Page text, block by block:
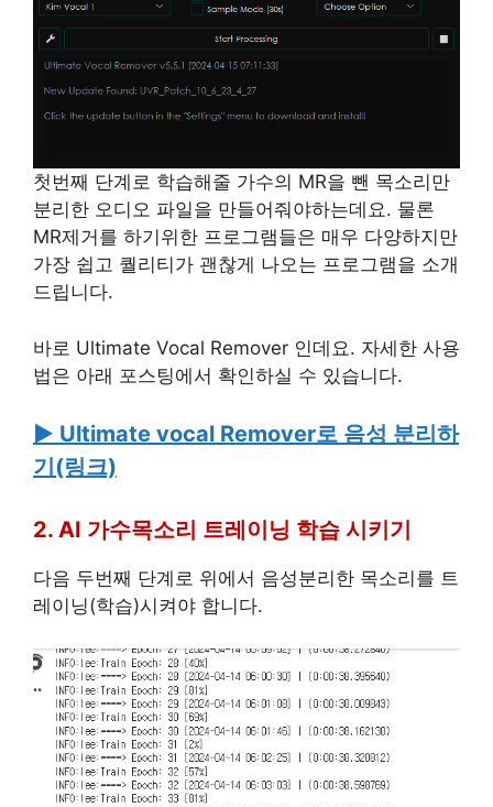
첫번째 단계로 학습해줄 가수의 MR을 뺀 목소리만
분리한 오디오 파일을 만들어줘야하는데요. 물론
MR제거를 하기위한 프로그램들은 매우 다양하지만
가장 쉽고 퀄리티가 괜찮게 나오는 프로그램을 소개
드립니다.
바로 Ultimate Vocal Remover 인데요. 자세한 사용
법은 아래 포스팅에서 확인하실 수 있습니다.
▶ Ultimate vocal Remover로 음성 분리하
기(링크)
2. AI 가수목소리 트레이닝 학습 시키기
다음 두번째 단계로 위에서 음성분리한 목소리를 트
레이닝(학습)시켜야 합니다.